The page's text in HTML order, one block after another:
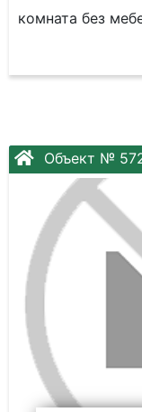
комната без
Объект №